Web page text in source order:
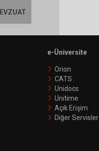
e-Üniversite
Orion
CATS
Unidocs
Unitime
Açık Erişim
Diğer Servisler